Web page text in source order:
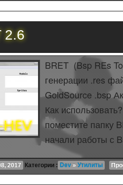
2.6
BRET (Bsp REs
генерации .res
GoldSource .bsp
Как
поместите папку
начали работы с
2017 Категории : Dev » Утилиты